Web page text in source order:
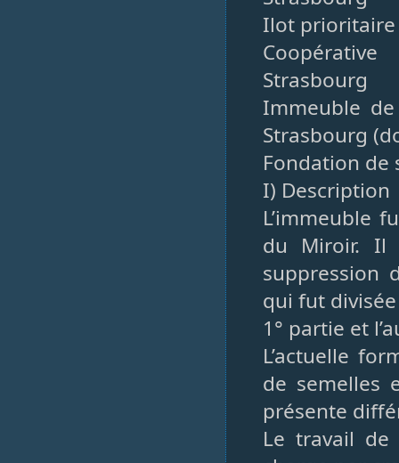
Ilot prioritaire
Strasbourg
Immeuble
Strasbourg
Fondation de
I) Description
L’immeuble
du Miroir. Il
suppression
qui fut
1° partie et
L’actuelle
de semelles
présente
Le travail